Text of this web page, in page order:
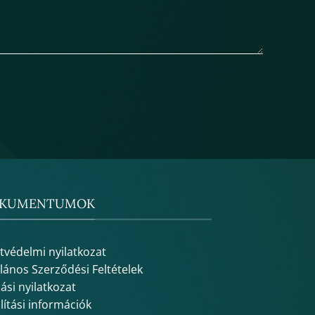
nyilatkozat
Szerződési Feltételek
nyilatkozat
információk